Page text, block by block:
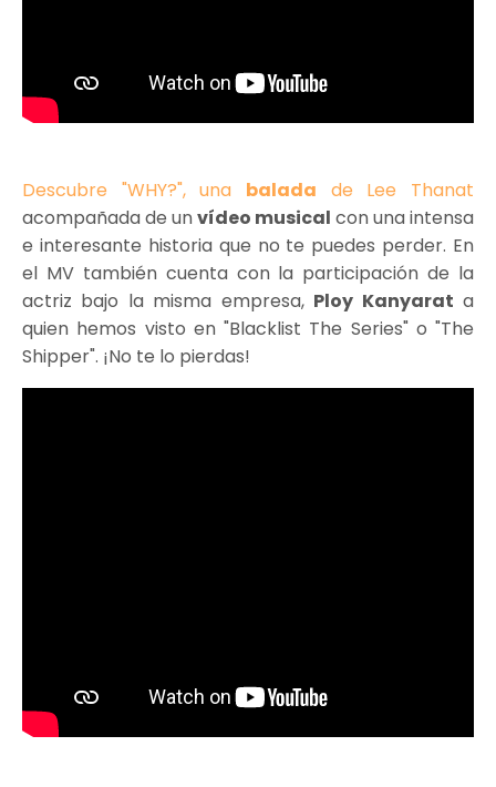
Descubre "WHY?", una balada de Lee Thanat
acompañada de unvídeo musical con una intensa
e interesante historia que no te puedes perder. En
el MV también cuenta con la participación de la
actriz bajo la misma empresa, Ploy Kanyarat a
quien hemos visto en "Blacklist The Series" o "The
Shipper". ¡No te lo pierdas!